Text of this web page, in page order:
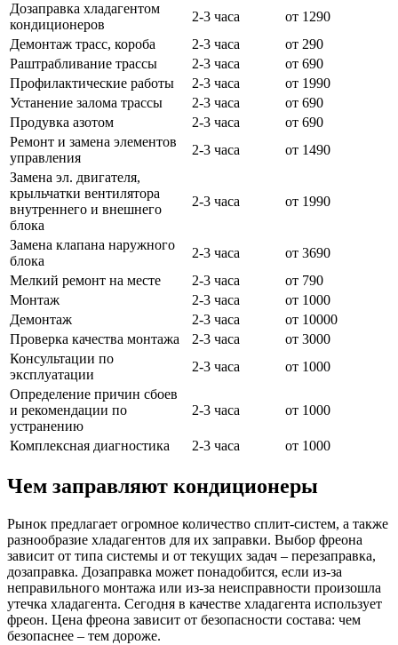
Дозаправка хладагентом
кондиционеров
2-3 часа
от 1290
Демонтаж трасс, короба
2-3 часа
от 290
Раштрабливание трассы
2-3 часа
от 690
Профилактические работы
2-3 часа
от 1990
Устанение залома трассы
2-3 часа
от 690
Продувка азотом
2-3 часа
от 690
Ремонт и замена элементов
управления
2-3 часа
от 1490
Замена эл. двигателя,
крыльчатки вентилятора
внутреннего и внешнего
блока
2-3 часа от 1990
Замена клапана наружного
блока
2-3 часа
от 3690
Мелкий ремонт на месте
2-3 часа
от 790
Монтаж
2-3 часа
от 1000
Демонтаж
2-3 часа
от 10000
Проверка качества монтажа
2-3 часа
от 3000
Консультации по
эксплуатации
2-3 часа
от 1000
Определение причин сбоев
и рекомендации по
устранению
2-3 часа от 1000
Комплексная диагностика 2-3 часа от 1000
Чем заправляют кондиционеры
Рынок предлагает огромное количество сплит-систем, а также
разнообразие хладагентов для их заправки. Выбор фреона
зависит от типа системы и от текущих задач – перезаправка,
дозаправка. Дозаправка может понадобится, если из-за
неправильного монтажа или из-за неисправности произошла
утечка хладагента. Сегодня в качестве хладагента использует
фреон. Цена фреона зависит от безопасности состава: чем
безопаснее – тем дороже.